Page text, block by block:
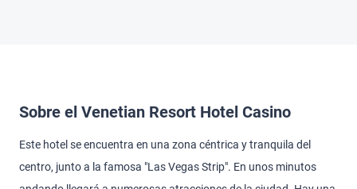
Sobre el Venetian Resort Hotel Casino
Este hotel se encuentra en una zona céntrica y tranquila del
centro, junto a la famosa "Las Vegas Strip". En unos minutos